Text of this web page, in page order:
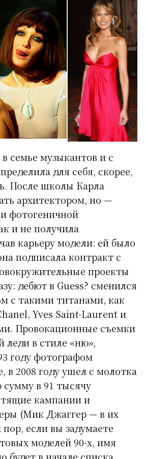
семье музыкантов и с
для себя, скорее,
После школы Карла
архитектором, но —
фотогеничной
и не получила
карьеру модели: ей было
подписала контракт с
проекты
дебют в Guess? сменился
с такими титанами, как
Yves Saint-Laurent и
Провокационные съемки
леди в стиле «ню»,
году фотографом
2008 году ушел с молотка
в 91 тысячу
кампании и
(Мик Джаггер — в их
если вы задумаете
моделей 90-х, имя